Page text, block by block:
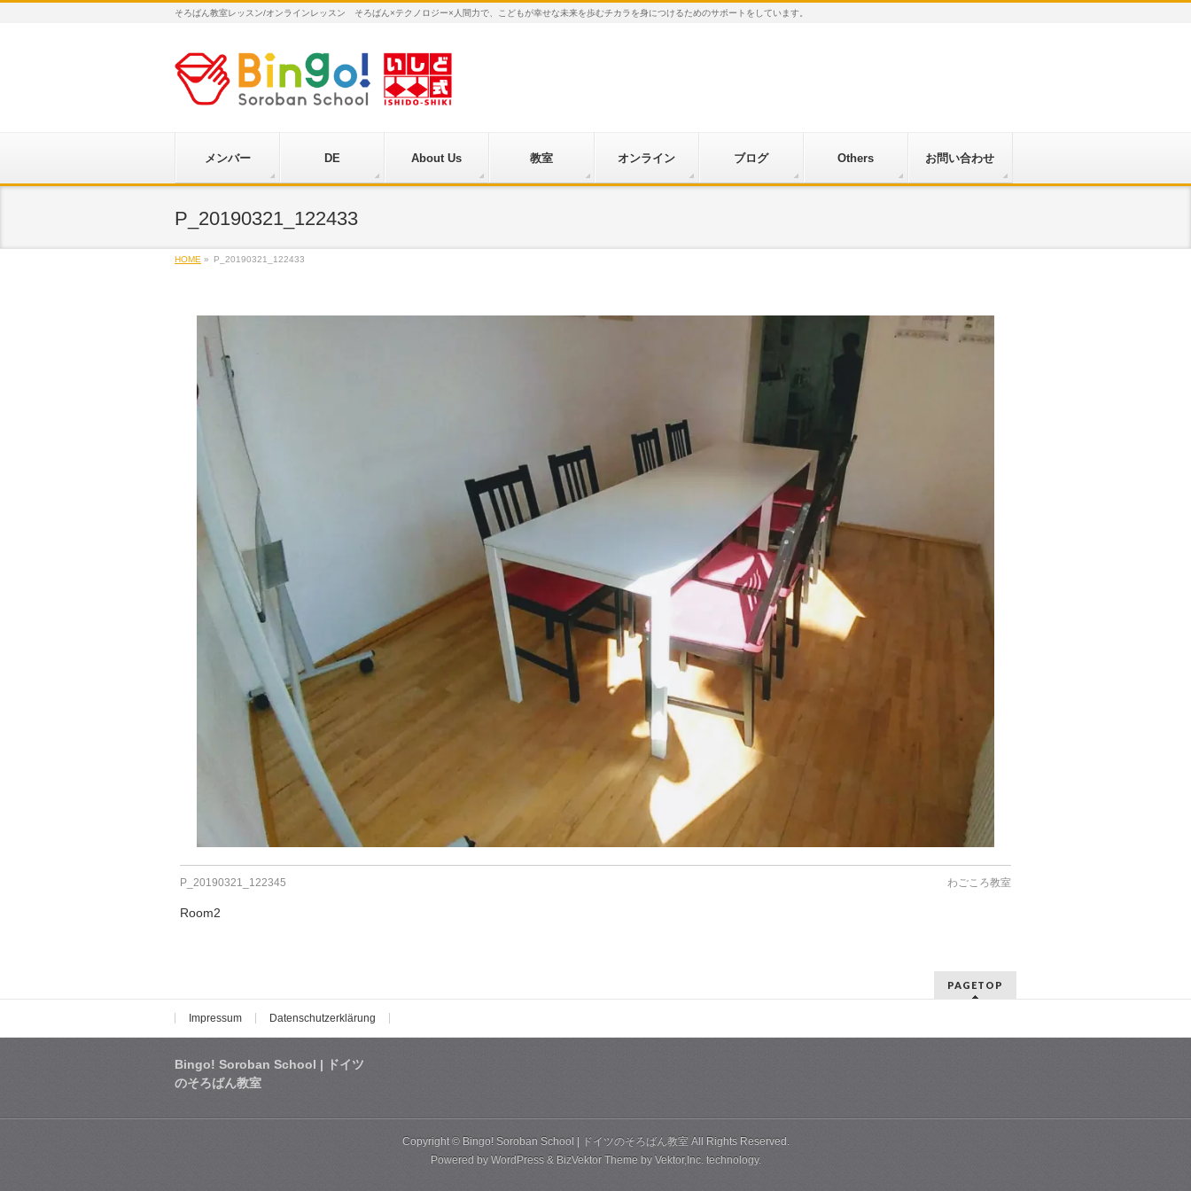
そろばん教室レッスン/オンラインレッスン そろばん×テクノロジー×人間力で、こどもが幸せな未来を歩むチカラを身につけるためのサポートをしています。
メンバー DE About Us 教室 オンライン ブログ Others お問い合わせ
P_20190321_122433
HOME » P_20190321_122433
P_20190321_122345 わごころ教室
Room2
PAGETOP
Impressum Datenschutzerklärung
Bingo! Soroban School | ドイツ
のそろばん教室
Copyright © Bingo! Soroban School | ドイツのそろばん教室 All Rights Reserved.
Powered by WordPress& BizVektor Theme by Vektor,Inc.technology.